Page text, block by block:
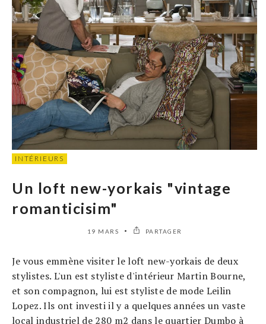
INTÉRIEURS
Un loft new-yorkais "vintage
romanticisim"
19 MARS PARTAGER
Je vous emmène visiter le loft new-yorkais de deux
stylistes. L'un est styliste d'intérieur Martin Bourne,
et son compagnon, lui est styliste de mode Leilin
Lopez. Ils ont investi il y a quelques années un vaste
local industriel de 280 m2 dans le quartier Dumbo à